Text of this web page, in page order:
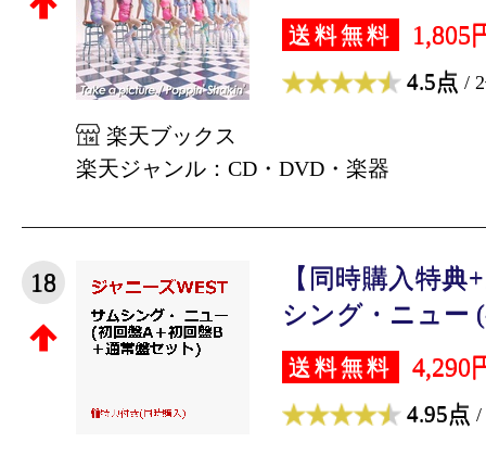
送料無料 1,805
4.5点 /
楽天ブックス
楽天ジャンル：CD・DVD・楽器
18
【同時購入特典
シング・ニュー
送料無料 4,290
4.95点 /